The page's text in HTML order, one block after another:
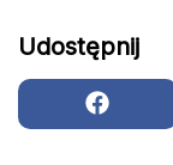
Udostępnij